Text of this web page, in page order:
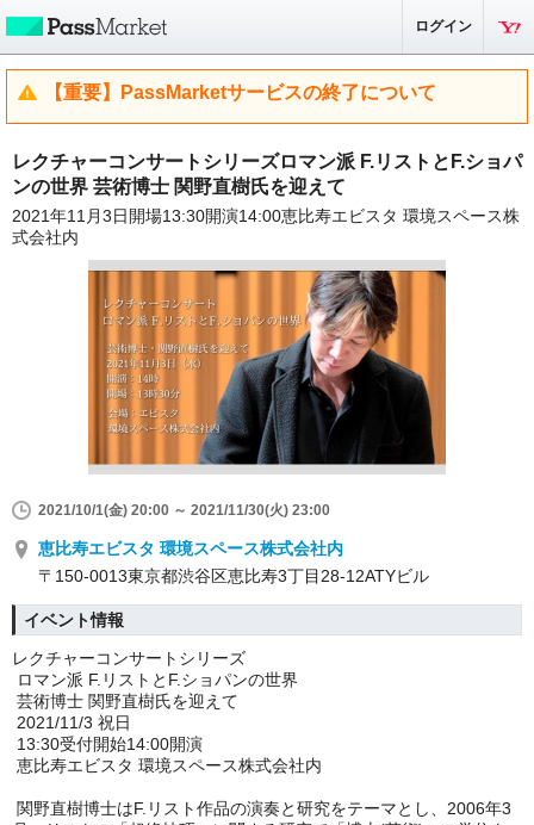
ログイン
【重要】PassMarketサービスの終了について
レクチャーコンサートシリーズロマン派 F.リストとF.ショパ
ンの世界 芸術博士 関野直樹氏を迎えて
2021年11月3日開場13:30開演14:00恵比寿エビスタ 環境スペース株
式会社内
2021/10/1(金) 20:00 ～ 2021/11/30(火) 23:00
恵比寿エビスタ 環境スペース株式会社内
〒150-0013東京都渋谷区恵比寿3丁目28-12ATYビル
イベント情報
レクチャーコンサートシリーズ
ロマン派 F.リストとF.ショパンの世界
芸術博士 関野直樹氏を迎えて
2021/11/3 祝日
13:30受付開始14:00開演
恵比寿エビスタ 環境スペース株式会社内
関野直樹博士はF.リスト作品の演奏と研究をテーマとし、2006年3